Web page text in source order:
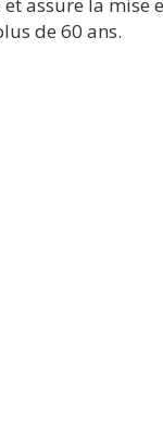
assure la
de 60 ans.